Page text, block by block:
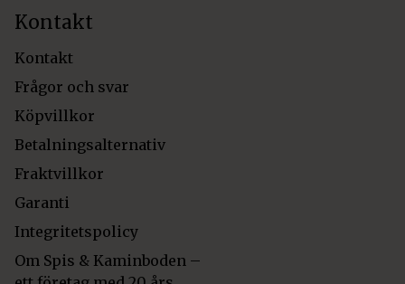
Kontakt
Kontakt
Frågor och svar
Köpvillkor
Betalningsalternativ
Fraktvillkor
Garanti
Integritetspolicy
Om Spis & Kaminboden –